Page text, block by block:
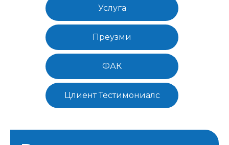
Услуга
Преузми
ФАК
Цлиент Тестимониалс